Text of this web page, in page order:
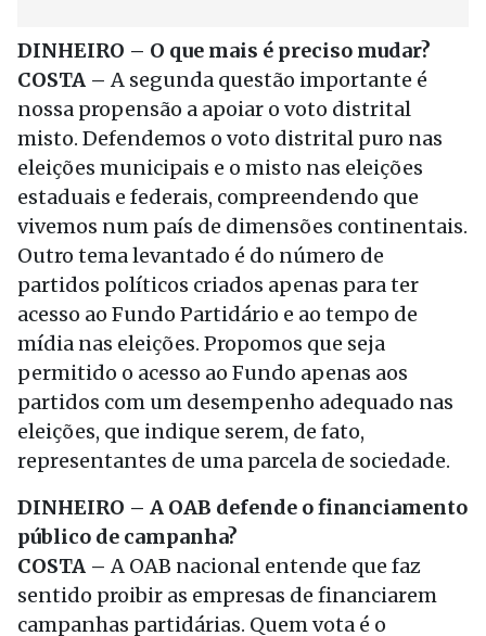
DINHEIRO – O que mais é preciso mudar?
COSTA – A segunda questão importante é
nossa propensão a apoiar o voto distrital
misto. Defendemos o voto distrital puro nas
eleições municipais e o misto nas eleições
estaduais e federais, compreendendo que
vivemos num país de dimensões continentais.
Outro tema levantado é do número de
partidos políticos criados apenas para ter
acesso ao Fundo Partidário e ao tempo de
mídia nas eleições. Propomos que seja
permitido o acesso ao Fundo apenas aos
partidos com um desempenho adequado nas
eleições, que indique serem, de fato,
representantes de uma parcela de sociedade.
DINHEIRO – A OAB defende o financiamento
público de campanha?
COSTA – A OAB nacional entende que faz
sentido proibir as empresas de financiarem
campanhas partidárias. Quem vota é o